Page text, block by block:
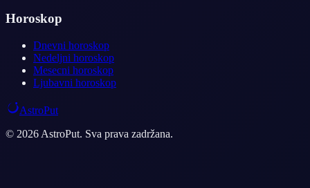
Horoskop
Dnevni horoskop
Nedeljni horoskop
Mesecni horoskop
Ljubavni horoskop
AstroPut
© 2026 AstroPut. Sva prava zadržana.